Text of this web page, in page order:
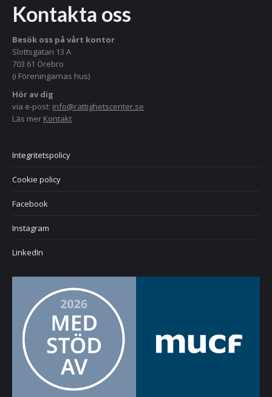
Kontakta oss
Besök oss på vårt kontor
Slottsgatan 13 A
703 61 Örebro
(i Föreningarnas hus)
Hör av dig
via e-post: info@rattighetscenter.se
Läs mer Kontakt
Integritetspolicy
Cookie policy
Facebook
Instagram
LinkedIn